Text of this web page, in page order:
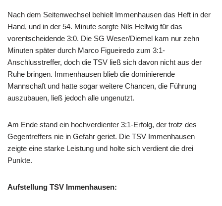
Nach dem Seitenwechsel behielt Immenhausen das Heft in der
Hand, und in der 54. Minute sorgte Nils Hellwig für das
vorentscheidende 3:0. Die SG Weser/Diemel kam nur zehn
Minuten später durch Marco Figueiredo zum 3:1-
Anschlusstreffer, doch die TSV ließ sich davon nicht aus der
Ruhe bringen. Immenhausen blieb die dominierende
Mannschaft und hatte sogar weitere Chancen, die Führung
auszubauen, ließ jedoch alle ungenutzt.
Am Ende stand ein hochverdienter 3:1-Erfolg, der trotz des
Gegentreffers nie in Gefahr geriet. Die TSV Immenhausen
zeigte eine starke Leistung und holte sich verdient die drei
Punkte.
Aufstellung TSV Immenhausen: